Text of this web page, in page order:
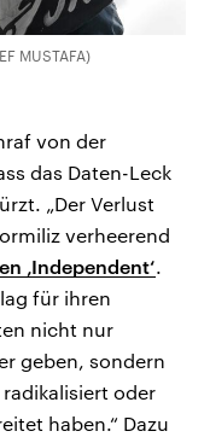
MUSTAFA)
von der
das Daten-Leck
„Der Verlust
verheerend
‚Independent‘.
für ihren
nicht nur
geben, sondern
oder
haben.“ Dazu